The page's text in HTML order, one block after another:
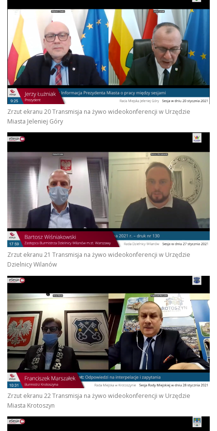
Zrzut ekranu 20 Transmisja na żywo wideokonferencji w Urzędzie
Miasta Jeleniej Góry
Zrzut ekranu 21 Transmisja na żywo wideokonferencji w Urzędzie
Dzielnicy Wilanów
Zrzut ekranu 22 Transmisja na żywo wideokonferencji w Urzędzie
Miasta Krotoszyn